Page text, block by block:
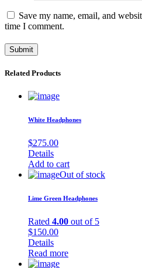
Save my name, email, and
time I comment.
Related Products
White Headphones
$275.00
Details
Add to cart
Out of stock
Lime Green Headphones
Rated 4.00 out of 5
$150.00
Details
Read more